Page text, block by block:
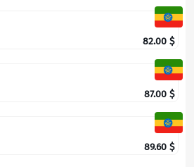
82.00 $
87.00 $
89.60 $